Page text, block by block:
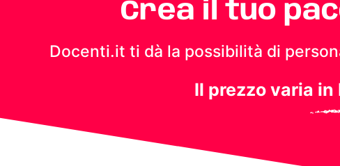
Crea il tuo
Docenti.it ti dà la possibilità di
Il prezzo varia